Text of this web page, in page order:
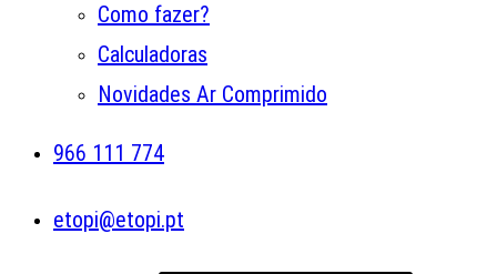
Como fazer?
Calculadoras
Novidades Ar Comprimido
966 111 774
etopi@etopi.pt